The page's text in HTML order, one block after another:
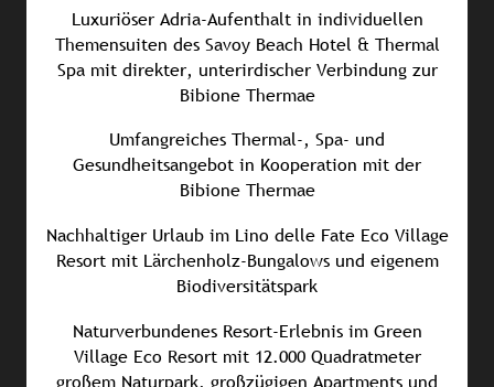
Luxuriöser Adria-Aufenthalt in individuellen
Themensuiten des Savoy Beach Hotel & Thermal
Spa mit direkter, unterirdischer Verbindung zur
Bibione Thermae
Umfangreiches Thermal-, Spa- und
Gesundheitsangebot in Kooperation mit der
Bibione Thermae
Nachhaltiger Urlaub im Lino delle Fate Eco Village
Resort mit Lärchenholz-Bungalows und eigenem
Biodiversitätspark
Naturverbundenes Resort-Erlebnis im Green
Village Eco Resort mit 12.000 Quadratmeter
großem Naturpark, großzügigen Apartments und